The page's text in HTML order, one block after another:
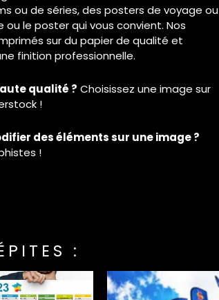
ou de séries, des posters de voyage ou
ou le poster qui vous convient. Nos
sur du papier de qualité et
finition professionnelle.
qualité ? Choisissez une image sur
!
des éléments sur une image ?
!
: